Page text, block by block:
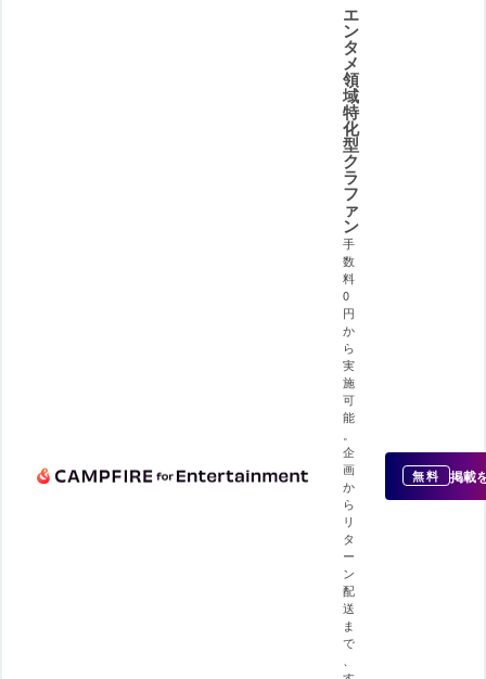
エ
ン
タ
メ
領
域
特
化
型
ク
ラ
フ
ァ
ン
手
数
料
0
円
か
ら
実
施
可
能
企
画
か
ら
リ
タ
ー
ン
配
送
ま
で
無料 掲載